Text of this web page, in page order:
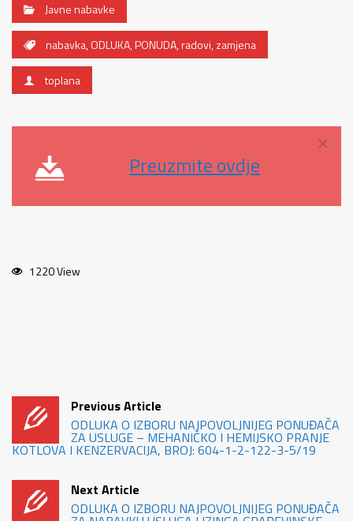
Javne nabavke
nabavka,ODLUKA,PONUDA,radovi,zamjena
toplana
Preuzmite ovdje
×
1220 View
Previous Article
ODLUKA O IZBORU NAJPOVOLJNIJEG PONUĐAČA
ZA USLUGE – MEHANIČKO I HEMIJSKO PRANJE
KOTLOVA I KENZERVACIJA, BROJ: 604-1-2-122-3-5/19
Next Article
ODLUKA O IZBORU NAJPOVOLJNIJEG PONUĐAČA